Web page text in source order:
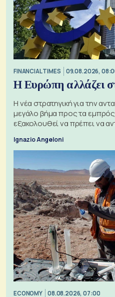
FINANCIAL TIMES 09.08.2026,
Η Ευρώπη αλλάζει
Η νέα στρατηγική για την
μεγάλο βήμα προς τα
εξακολουθεί να πρέπει να
Ignazio Angeloni
ECONOMY 08.08.2026, 07:00